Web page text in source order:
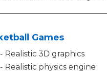
Games
- Realistic 3D graphics
- Realistic physics engine